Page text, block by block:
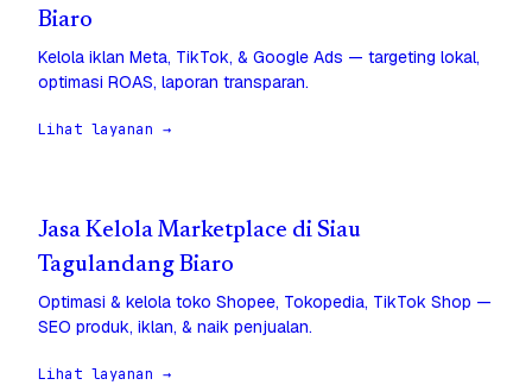
Biaro
Kelola iklan Meta, TikTok, & Google Ads — targeting lokal,
optimasi ROAS, laporan transparan.
Lihat layanan →
Jasa Kelola Marketplace di Siau
Tagulandang Biaro
Optimasi & kelola toko Shopee, Tokopedia, TikTok Shop —
SEO produk, iklan, & naik penjualan.
Lihat layanan →